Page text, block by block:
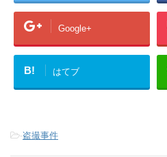
Google+
B! はてブ
-盗撮事件